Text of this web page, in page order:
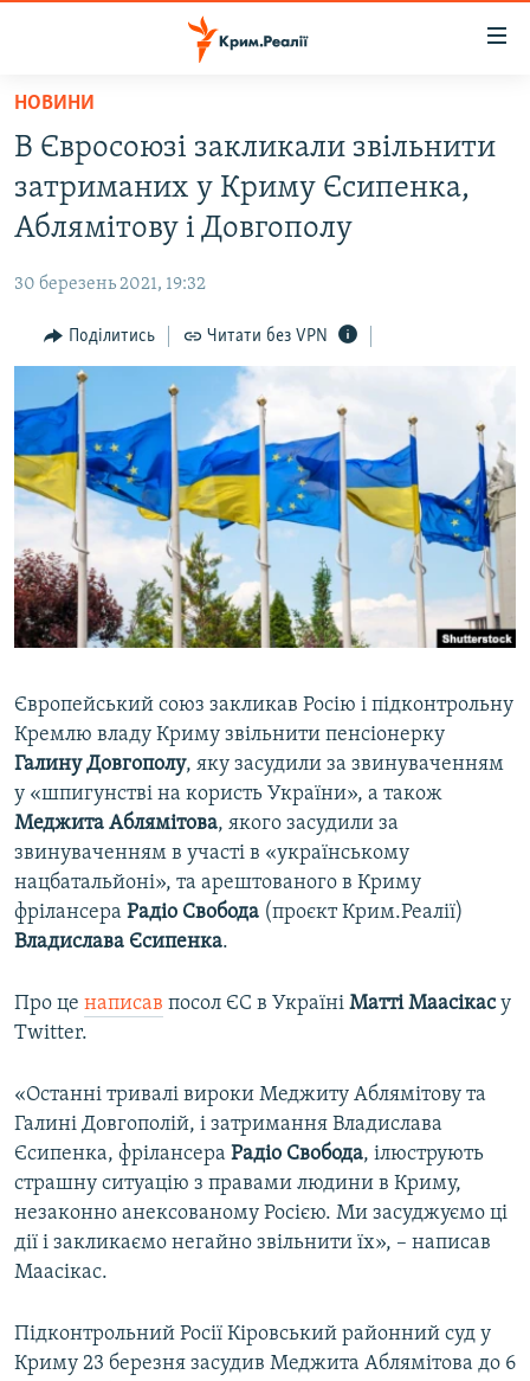
Перейти
основного
матеріалу
Перейти
до
основної
навігації
Перейти
до
ВОДА.КРИМ
ВІДЕО ТА ФОТО
БЛОГИ
ПОГЛЯД
ІНТЕРВ'Ю
ВСЕ ЗА ДЕНЬ
СПЕЦПРОЕКТИ
ДЕПОРТАЦІЯ
ВІДЕОУРОКИ «ELIFBE»
СВІДЧЕННЯ ОКУПАЦІЇ
УКРАЇНСЬКА ПРОБЛЕМА КРИМУ
ЯК ОБІЙТИ БЛОКУВАННЯ
Русский
Qırımtatar
Усі сайти RFE/RL
НОВИНИ
В Євросоюзі закликали звільнити
затриманих у Криму Єсипенка,
Аблямітову і Довгополу
30 березень 2021, 19:32
Поділитись Читати без VPN
Європейський союз закликав Росію і підконтрольну
Кремлю владу Криму звільнити пенсіонерку
Галину Довгополу, яку засудили за звинуваченням
у «шпигунстві на користь України», а також
Меджита Аблямітова, якого засудили за
звинуваченням в участі в «українському
нацбатальйоні», та арештованого в Криму
фрілансера Радіо Свобода (проєкт Крим.Реалії)
Владислава Єсипенка.
Про це написав посол ЄС в Україні Матті Маасікасу
Twitter.
«Останні тривалі вироки Меджиту Аблямітову та
Галині Довгополій, і затримання Владислава
Єсипенка, фрілансера Радіо Свобода, ілюструють
страшну ситуацію з правами людини в Криму,
незаконно анексованому Росією. Ми засуджуємо ці
дії і закликаємо негайно звільнити їх», – написав
Маасікас.
Підконтрольний Росії Кіровський районний суд у
Криму 23 березня засудив Меджита Аблямітова до 6